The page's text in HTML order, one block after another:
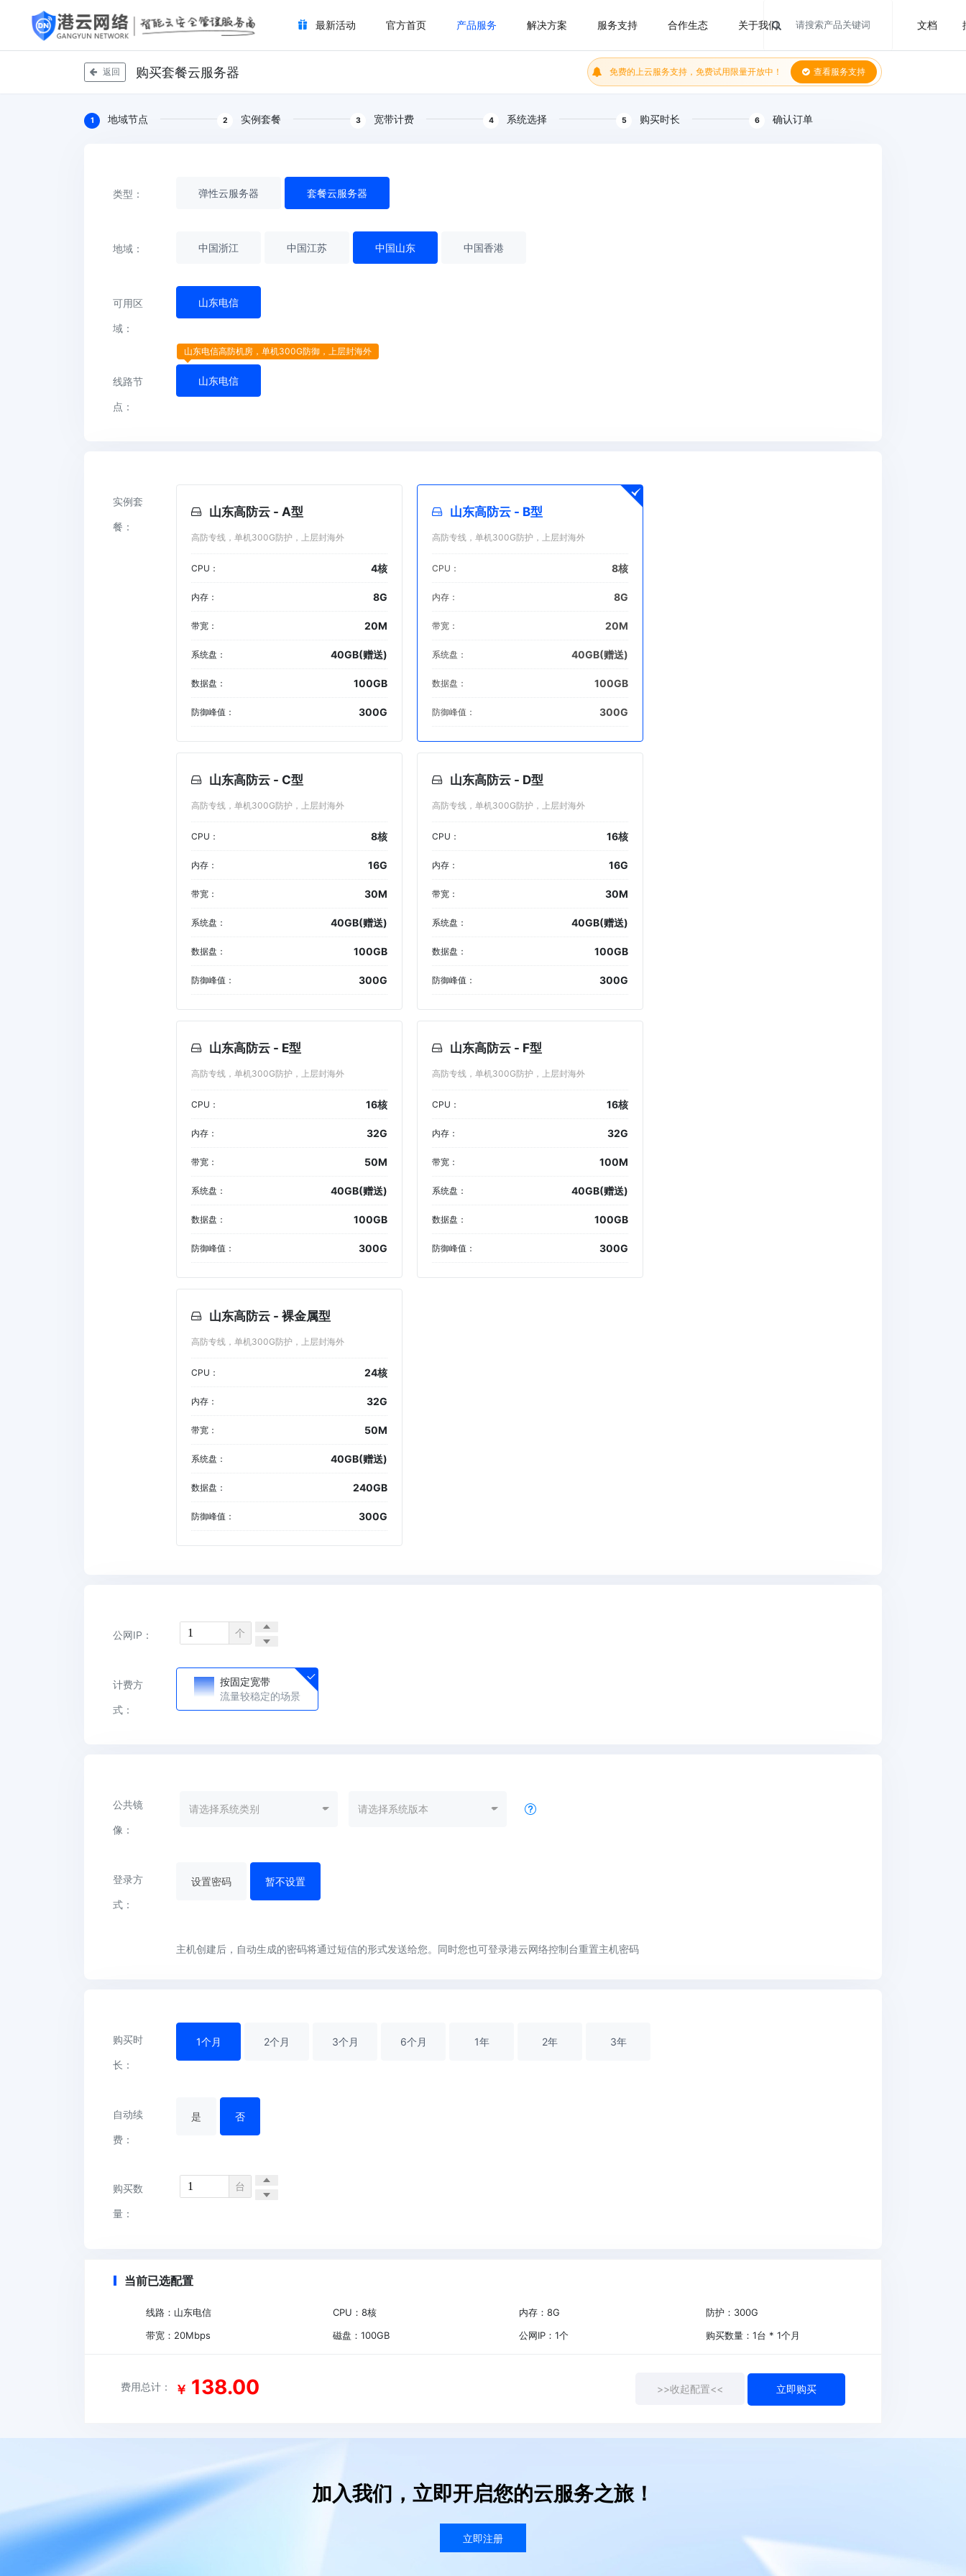
最新活动 官方首页 产品服务 解决方案 服务支持 合作生态 关于我们 文档
返回 购买套餐云服务器 免费的上云服务支持，免费试用限量开放中！ 查看服务支持
1 地域节点 2 实例套餐 3 宽带计费 4 系统选择 5 购买时长 6 确认订单
类型： 弹性云服务器 套餐云服务器
地域： 中国浙江 中国江苏 中国山东 中国香港
可用区
域：
山东电信
线路节
点：
山东电信
山东电信高防机房，单机300G防御，上层封海外
实例套
餐：
山东高防云 - A型
高防专线，单机300G防护，上层封海外
CPU： 4核
内存： 8G
带宽： 20M
系统盘： 40GB(赠送)
数据盘： 100GB
防御峰值： 300G
山东高防云 - B型
高防专线，单机300G防护，上层封海外
CPU： 8核
内存： 8G
带宽： 20M
系统盘： 40GB(赠送)
数据盘： 100GB
防御峰值： 300G
山东高防云 - C型
高防专线，单机300G防护，上层封海外
CPU： 8核
内存： 16G
带宽： 30M
系统盘： 40GB(赠送)
数据盘： 100GB
防御峰值： 300G
山东高防云 - D型
高防专线，单机300G防护，上层封海外
CPU： 16核
内存： 16G
带宽： 30M
系统盘： 40GB(赠送)
数据盘： 100GB
防御峰值： 300G
山东高防云 - E型
高防专线，单机300G防护，上层封海外
CPU： 16核
内存： 32G
带宽： 50M
系统盘： 40GB(赠送)
数据盘： 100GB
防御峰值： 300G
山东高防云 - F型
高防专线，单机300G防护，上层封海外
CPU： 16核
内存： 32G
带宽： 100M
系统盘： 40GB(赠送)
数据盘： 100GB
防御峰值： 300G
山东高防云 - 裸金属型
高防专线，单机300G防护，上层封海外
CPU： 24核
内存： 32G
带宽： 50M
系统盘： 40GB(赠送)
数据盘： 240GB
防御峰值： 300G
公网IP： 个
计费方
式：
按固定宽带
流量较稳定的场景
公共镜
像：
请选择系统类别 请选择系统版本
登录方
式：
设置密码 暂不设置
主机创建后，自动生成的密码将通过短信的形式发送给您。同时您也可登录港云网络控制台重置主机密码
购买时
长：
1个月 2个月 3个月 6个月 1年 2年 3年
自动续
费：
是 否
购买数
量：
台
当前已选配置
线路： 山东电信 CPU： 8核 内存： 8G 防护： 300G
带宽： 20Mbps 磁盘： 100GB 公网IP： 1个 购买数量： 1台 * 1个月
费用总计： ￥ 138.00 >>收起配置<<
加入我们，立即开启您的云服务之旅！
立即注册